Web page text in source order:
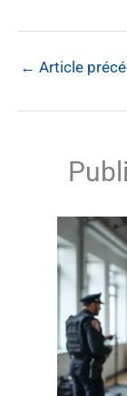
← Article